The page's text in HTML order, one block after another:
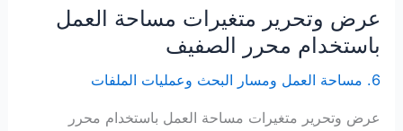
عرض وتحرير متغيرات مساحة العمل
باستخدام محرر الصفيف
6. مساحة العمل ومسار البحث وعمليات الملفات
عرض وتحرير متغيرات مساحة العمل باستخدام محرر